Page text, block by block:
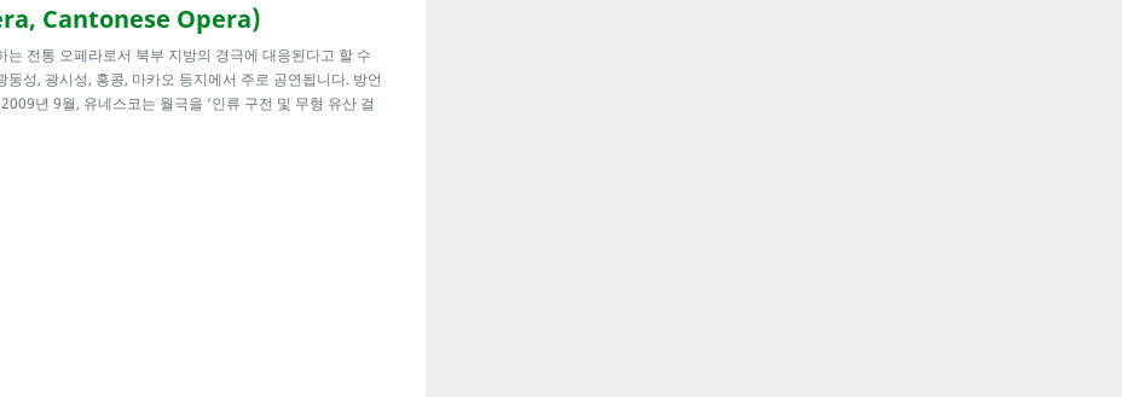
Cantonese Opera)
전통 오페라로서 북부 지방의 경극에 대응된다고 할 수
성, 광시성, 홍콩, 마카오 등지에서 주로 공연됩니다. 방언
년 9월, 유네스코는 월극을 ‘인류 구전 및 무형 유산 걸